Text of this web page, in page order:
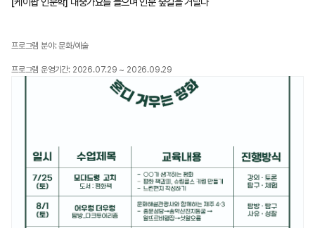
프로그램 분야: 문화/예술
프로그램 운영기간: 2026.07.29 ~ 2026.09.29